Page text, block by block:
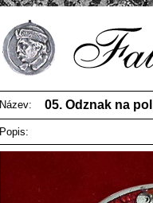
Název: 05. Odznak na
Popis: